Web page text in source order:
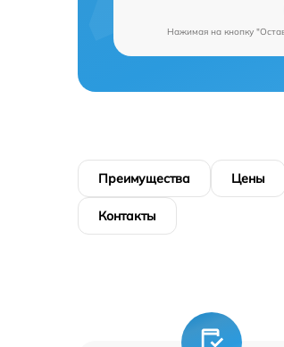
Нажимая на кнопку
Преимущества Цены
Контакты